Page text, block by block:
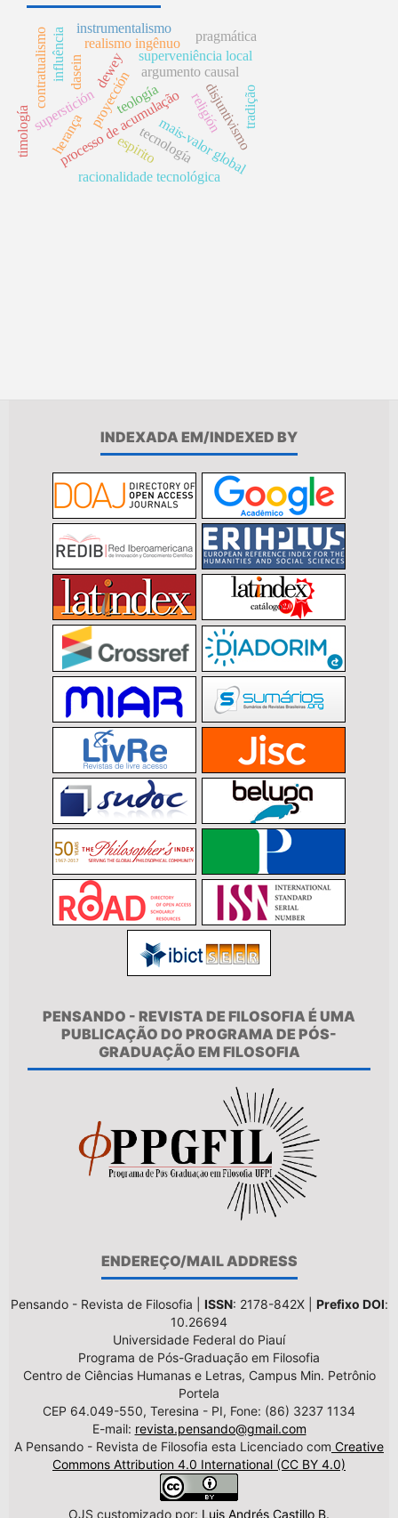
argumento causal
supersticiónproyección
processo de acumulaçãomais-valor global
superveniência local
disjuntivismo
religión
realismo ingênuo
racionalidade tecnológica
tecnología
instrumentalismo
dewey
teología
espirito
influência dasein
herança
tradição
pragmática
contratualismo
timología
INDEXADA EM/INDEXED BY
PENSANDO - REVISTA DE FILOSOFIA É UMA
PUBLICAÇÃO DO PROGRAMA DE PÓS-
GRADUAÇÃO EM FILOSOFIA
ENDEREÇO/MAIL ADDRESS
Pensando - Revista de Filosofia | ISSN: 2178-842X | Prefixo DOI:
10.26694
Universidade Federal do Piauí
Programa de Pós-Graduação em Filosofia
Centro de Ciências Humanas e Letras, Campus Min. Petrônio
Portela
CEP 64.049-550, Teresina - PI, Fone: (86) 3237 1134
E-mail: revista.pensando@gmail.com
A Pensando - Revista de Filosofia esta Licenciado com Creative
Commons Attribution 4.0 International (CC BY 4.0)
OJS customizado por: Luis Andrés Castillo B.